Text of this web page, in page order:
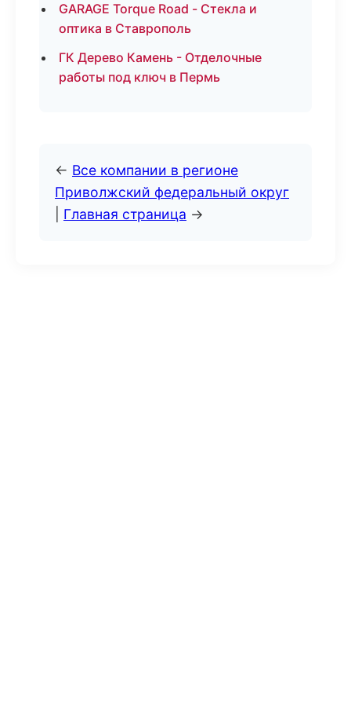
GARAGE Torque Road - Стекла и
оптика в Ставрополь
ГК Дерево Камень - Отделочные
работы под ключ в Пермь
← Все компании в регионе
Приволжский федеральный округ
Главная страница →